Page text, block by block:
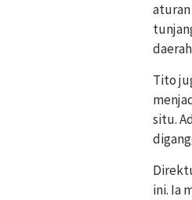
Tito
situ.
ini. Ia